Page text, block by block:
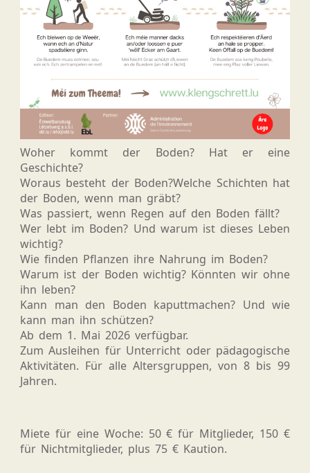
Woher kommt der Boden? Hat er eine
Geschichte?
Woraus besteht der Boden?Welche Schichten hat
der Boden, wenn man gräbt?
Was passiert, wenn Regen auf den Boden fällt?
Wer lebt im Boden? Und warum ist dieses Leben
wichtig?
Wie finden Pflanzen ihre Nahrung im Boden?
Warum ist der Boden wichtig? Könnten wir ohne
ihn leben?
Kann man den Boden kaputtmachen? Und wie
kann man ihn schützen?
Ab dem 1. Mai 2026 verfügbar.
Zum Ausleihen für Unterricht oder pädagogische
Aktivitäten. Für alle Altersgruppen, von 8 bis 99
Jahren.
Miete für eine Woche: 50 € für Mitglieder, 150 €
für Nichtmitglieder, plus 75 € Kaution.